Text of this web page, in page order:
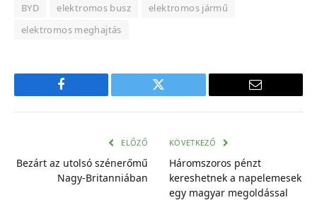
BYD elektromos busz
elektromos jármű
elektromos meghajtás
Facebook Twitter
E-
ELŐZŐ
Bezárt az utolsó szénerőmű
Nagy-Britanniában
KÖVETKEZŐ
Háromszoros pénzt
kereshetnek a napelemesek
egy magyar megoldással